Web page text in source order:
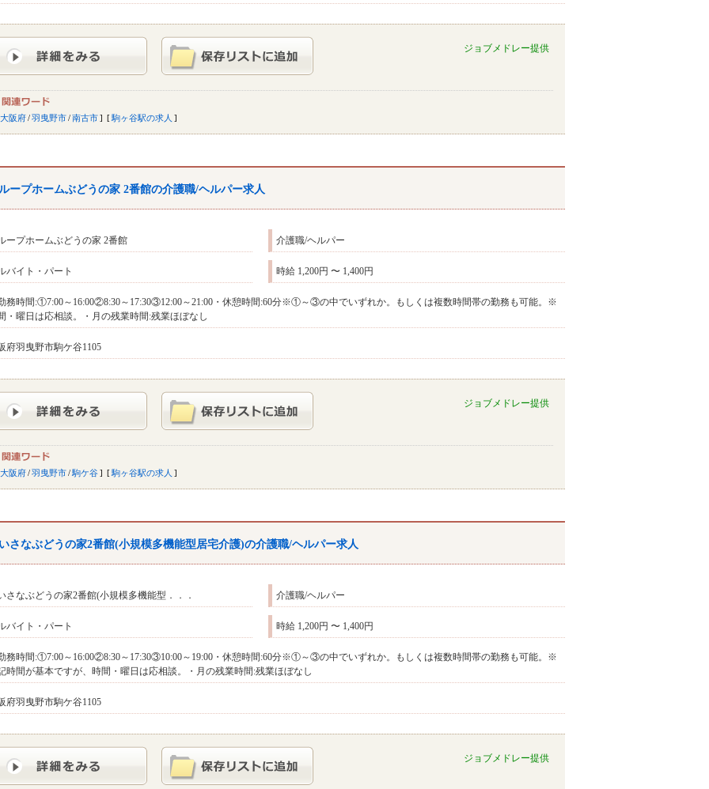
ジョブメドレー提供
大阪府/羽曳野市/南古市 駒ヶ谷駅の求人
ープホームぶどうの家 2番館の介護職/ヘルパー求人
ープホームぶどうの家 2番館 介護職/ヘルパー
バイト・パート 時給 1,200円 〜 1,400円
務時間:①7:00～16:00②8:30～17:30③12:00～21:00・休憩時間:60分※①～③の中でいずれか。もしくは複数時間帯の勤務も可能。※
・曜日は応相談。・月の残業時間:残業ほぼなし
府羽曳野市駒ケ谷1105
ジョブメドレー提供
大阪府/羽曳野市/駒ケ谷 駒ヶ谷駅の求人
さなぶどうの家2番館(小規模多機能型居宅介護)の介護職/ヘルパー求人
さなぶどうの家2番館(小規模多機能型．．． 介護職/ヘルパー
バイト・パート 時給 1,200円 〜 1,400円
務時間:①7:00～16:00②8:30～17:30③10:00～19:00・休憩時間:60分※①～③の中でいずれか。もしくは複数時間帯の勤務も可能。※
時間が基本ですが、時間・曜日は応相談。・月の残業時間:残業ほぼなし
府羽曳野市駒ケ谷1105
ジョブメドレー提供